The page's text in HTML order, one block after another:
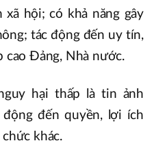
hội; có khả năng gây
tác động đến uy tín,
cao Đảng, Nhà nước.
hại thấp là tin ảnh
đến quyền, lợi ích
khác.